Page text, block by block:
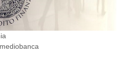
mediobanca